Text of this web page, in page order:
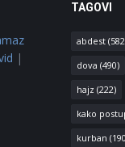
|
TAGOVI
abdest
dova (490)
hajz (222)
kako
kurban